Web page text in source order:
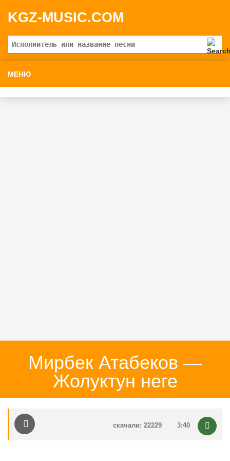
KGZ-MUSIC.COM
МЕНЮ
Мирбек Атабеков —
Жолуктун неге
3:40
скачали: 22229